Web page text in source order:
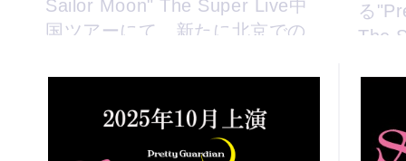
Sailor Moon" The Super Live中
国ツアーにて、新たに北京での
る
The